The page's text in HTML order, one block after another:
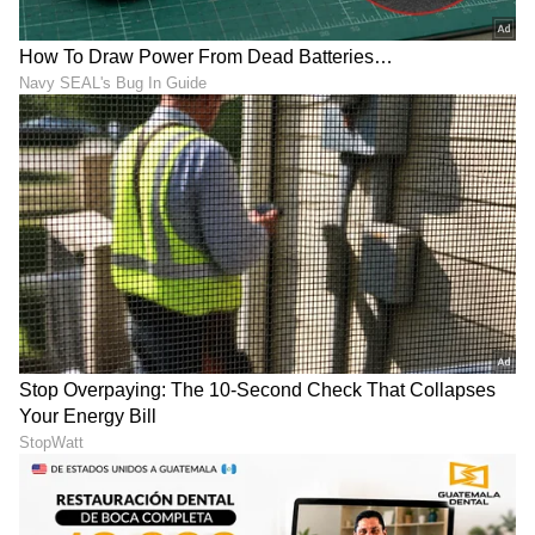
"ರಾಜಕೀಯ ಬೇಡ, ಸಿನಿಮಾನೇ ಪ್ರಾಣ":
ಕನಕೋತ್ಸವದಲ್ಲಿ ರಿಷಬ್ ಶೆಟ್ಟಿ | Rishab
Shetty speech | Suvarna News
ಶೇ.50 ರಿಂದ ಶೇ.18 ಕ್ಕೆ TAX ಇಳಿಕೆ: ಮೋದಿ-
ಟ್ರಂಪ್ ಐತಿಹಾಸಿಕ ಒಪ್ಪಂದ | India US
Trade Deal | Party Rounds